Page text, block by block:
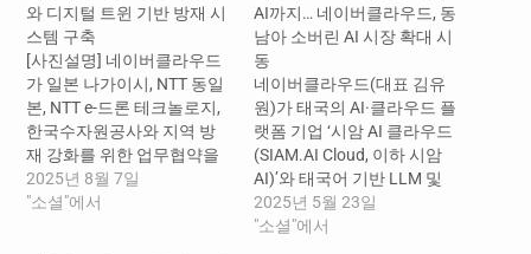
와 디지털 트윈 기반 방재 시
스템 구축
[사진설명] 네이버클라우드
가 일본 나가이시, NTT 동일
본, NTT e-드론 테크놀로지,
한국수자원공사와 지역 방
재 강화를 위한 업무협약을
체결했다. (왼쪽부터) 한국
수자원공사 장병훈 수자원
2025년 8월 7일
"소셜"에서
AI까지… 네이버클라우드, 동
남아 소버린 AI 시장 확대 시
동
네이버클라우드(대표 김유
원)가 태국의 AI·클라우드 플
랫폼 기업 ‘시암 AI 클라우드
(SIAM.AI Cloud, 이하 시암
AI)’와 태국어 기반 LLM 및
AI 에이전트 공동 개발을 위
한 업무 협약을 체결했다고
2025년 5월 23일
"소셜"에서